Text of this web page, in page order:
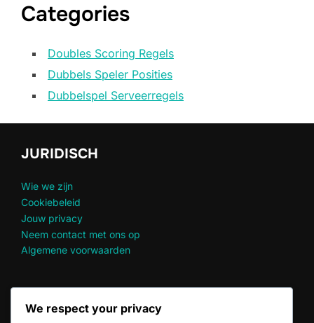
Categories
Doubles Scoring Regels
Dubbels Speler Posities
Dubbelspel Serveerregels
JURIDISCH
Wie we zijn
Cookiebeleid
Jouw privacy
Neem contact met ons op
Algemene voorwaarden
We respect your privacy